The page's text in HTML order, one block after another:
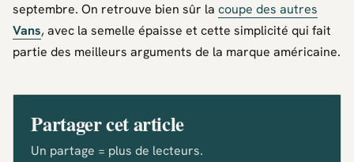
septembre. On retrouve bien sûr la coupe des autres
Vans, avec la semelle épaisse et cette simplicité qui fait
partie des meilleurs arguments de la marque américaine.
Partager cet article
Un partage = plus de lecteurs.